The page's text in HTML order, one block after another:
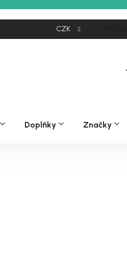
CZK
Doplňky Značky